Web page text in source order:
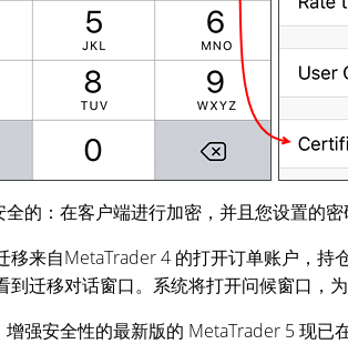
的：在客户端进行加密，并且您设置的密
移来自MetaTrader 4 的打开订单账户，
迁移对话窗口。系统将打开问候窗口，
强安全性的最新版的 MetaTrader 5 现已